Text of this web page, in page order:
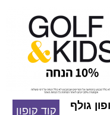
גולף
קוד קופון